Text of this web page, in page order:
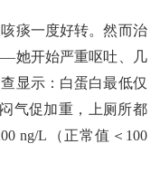
痰一度好转。然而治
她开始严重呕吐、几
显示：白蛋白最低仅
气促加重，上厕所都
ng/L（正常值＜100